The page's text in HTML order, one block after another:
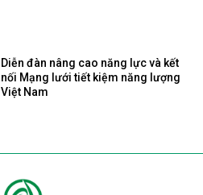
Diễn đàn nâng cao năng lực và kết
nối Mạng lưới tiết kiệm năng lượng
Việt Nam